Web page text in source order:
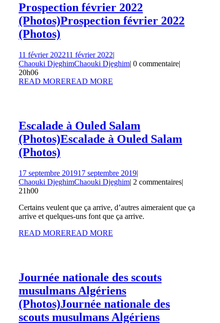
Prospection février 2022
(Photos)Prospection février 2022
(Photos)
11 février 202211 février 2022|
Chaouki DjeghimChaouki Djeghim| 0 commentaire|
20h06
READ MOREREAD MORE
Escalade à Ouled Salam
(Photos)Escalade à Ouled Salam
(Photos)
17 septembre 201917 septembre 2019|
Chaouki DjeghimChaouki Djeghim| 2 commentaires|
21h00
Certains veulent que ça arrive, d’autres aimeraient que ça
arrive et quelques-uns font que ça arrive.
READ MOREREAD MORE
Journée nationale des scouts
musulmans Algériens
(Photos)Journée nationale des
scouts musulmans Algériens